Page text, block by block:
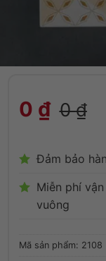
0 ₫ 0₫
Đảm bảo
Miễn phí
vuông
Mã sản phẩm: 2108